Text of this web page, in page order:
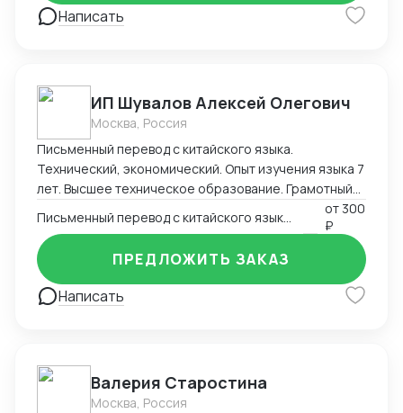
Основные направления: — промышленное
оборудование — оборудование для АЗС — КИП и ЗИП
(мебель, освещение, декор) — индивидуальные
заказы под задачи клиента Обеспечиваю полный
цикл: поиск надежного производителя →
переговоры → контроль качества → логистика →
доставка до клиента Гарантирую: - прозрачность
работы - соблюдение сроков - контроль на каждом
этапе - оптимизацию цены и качества Буду рада
сотрудничеству на взаимовыгодных условиях!
Написать
ИП Шувалов Алексей Олегович
Москва, Россия
Письменный перевод с китайского языка.
Технический, экономический. Опыт изучения языка 7
лет. Высшее техническое образование. Грамотный
от 300
₽
Написать
ПРЕДЛОЖИТЬ ЗАКАЗ
Валерия Старостина
Москва, Россия